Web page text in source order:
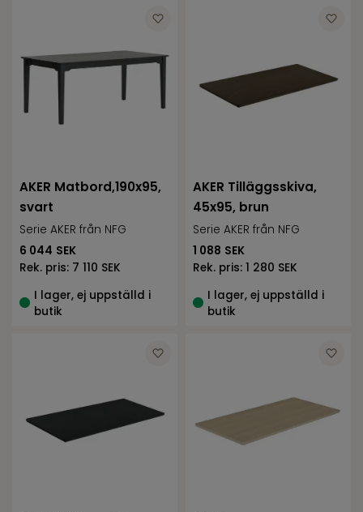
AKER Matbord,190x95,
svart
Serie AKER från NFG
6 044 SEK
Rek. pris: 7 110 SEK
I lager, ej uppställd i
butik
AKER Tilläggsskiva,
45x95, brun
Serie AKER från NFG
1 088 SEK
Rek. pris: 1 280 SEK
I lager, ej uppställd i
butik